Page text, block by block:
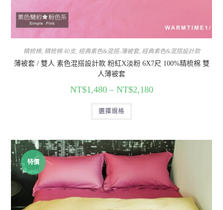
精梳棉, 精梳棉 40支, 經典素色&混搭-薄被套, 經典素色&混搭設計款
薄被套 / 雙人 素色混搭設計款 粉紅X淡粉 6X7尺 100%精梳棉 雙
人薄被套
NT$1,480– NT$2,180
選擇規格
特價